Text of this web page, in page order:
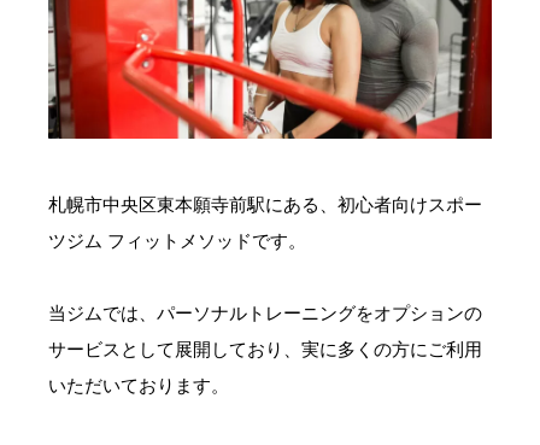
札幌市中央区東本願寺前駅にある、初心者向けスポー
ツジム フィットメソッドです。
当ジムでは、パーソナルトレーニングをオプションの
サービスとして展開しており、実に多くの方にご利用
いただいております。
店舗情報
お問い合わせ・ご予約
お知らせ